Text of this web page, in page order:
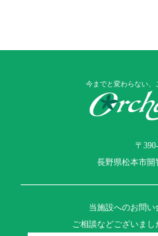
今までと変わらない、
〒
長野県松本市開
当施設へのお問い
ご相談などございまし